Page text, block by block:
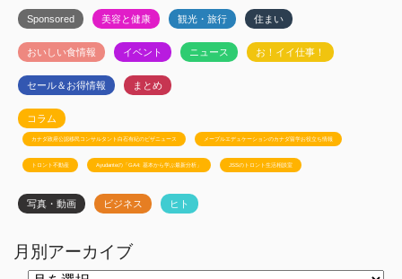
Sponsored 美容と健康 観光・旅行 住まい
おいしい食情報 イベント ニュース お！イイ仕事！
セール＆お得情報 まとめ
コラム
カナダ政府公認移民コンサルタント白石有紀のビザニュース メープルエデュケーションのカナダ留学お役立ち情報
トロント不動産 Ayudanteの「GA4: 基本から学ぶ最新分析」 JSSのトロント生活相談室
写真・動画 ビジネス ヒト
月別アーカイブ